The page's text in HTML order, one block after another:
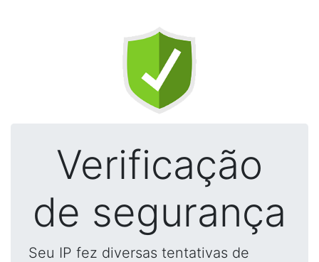
Verificação
de segurança
Seu IP fez diversas tentativas de